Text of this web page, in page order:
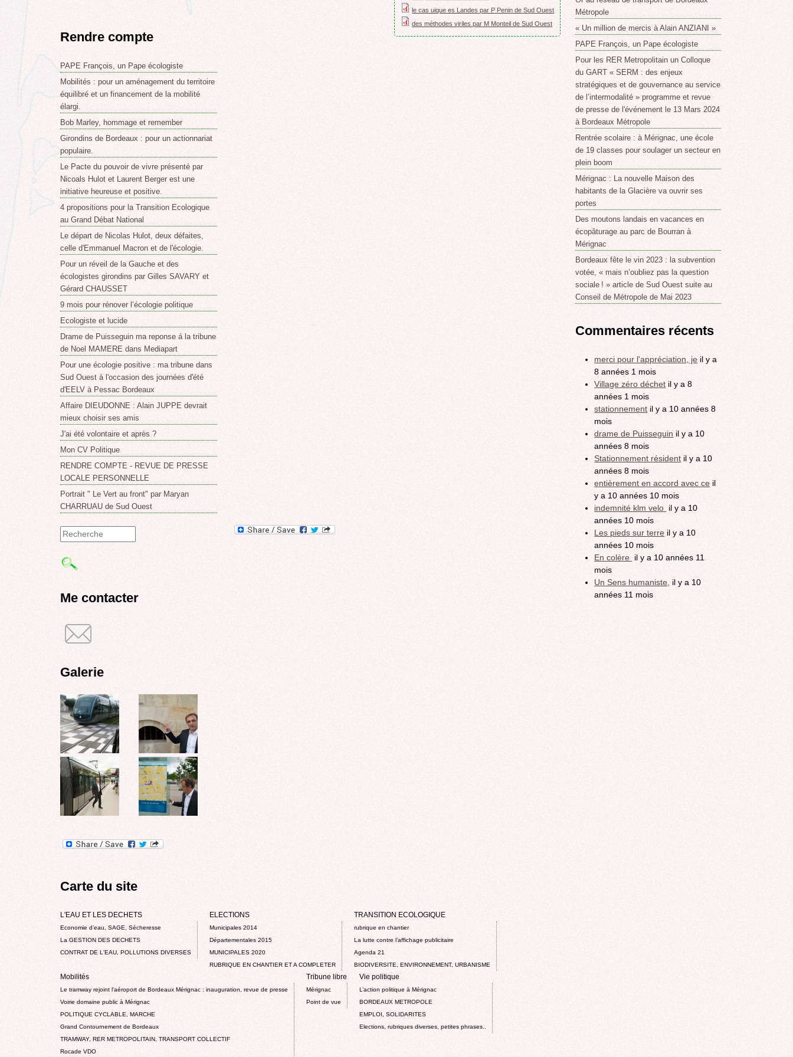
ROCADE VDO
le cas uique es Landes par P Penin de Sud Ouest
des méthodes viriles par M Monteil de Sud Ouest
Rendre compte
PAPE François, un Pape écologiste
Mobilités : pour un aménagement du territoire
équilibré et un financement de la mobilité
élargi.
Bob Marley, hommage et remember
Girondins de Bordeaux : pour un actionnariat
populaire.
Le Pacte du pouvoir de vivre présenté par
Nicoals Hulot et Laurent Berger est une
initiative heureuse et positive.
4 propositions pour la Transition Ecologique
au Grand Débat National
Le départ de Nicolas Hulot, deux défaites,
celle d'Emmanuel Macron et de l'écologie.
Pour un réveil de la Gauche et des
écologistes girondins par Gilles SAVARY et
Gérard CHAUSSET
9 mois pour rénover l’écologie politique
Ecologiste et lucide
Drame de Puisseguin ma reponse á la tribune
de Noel MAMERE dans Mediapart
Pour une écologie positive : ma tribune dans
Sud Ouest à l'occasion des journées d'été
d'EELV à Pessac Bordeaux
Affaire DIEUDONNE : Alain JUPPE devrait
mieux choisir ses amis
J'ai été volontaire et après ?
Mon CV Politique
RENDRE COMPTE - REVUE DE PRESSE
LOCALE PERSONNELLE
Portrait " Le Vert au front" par Maryan
CHARRUAU de Sud Ouest
Formulaire
de
Me contacter
Galerie
Métropole
« Un million de mercis à Alain ANZIANI »
PAPE François, un Pape écologiste
Pour les RER Metropolitain un Colloque
du GART « SERM : des enjeux
stratégiques et de gouvernance au service
de l’intermodalité » programme et revue
de presse de l'événement le 13 Mars 2024
à Bordeaux Métropole
Rentrée scolaire : à Mérignac, une école
de 19 classes pour soulager un secteur en
plein boom
Mérignac : La nouvelle Maison des
habitants de la Glacière va ouvrir ses
portes
Des moutons landais en vacances en
écopâturage au parc de Bourran à
Mérignac
Bordeaux fête le vin 2023 : la subvention
votée, « mais n’oubliez pas la question
sociale ! » article de Sud Ouest suite au
Conseil de Métropole de Mai 2023
Commentaires récents
merci pour l'appréciation, je il y a
8 années 1 mois
Village zéro déchet il y a 8
années 1 mois
stationnement il y a 10 années 8
mois
drame de Puisseguin il y a 10
années 8 mois
Stationnement résident il y a 10
années 8 mois
entièrement en accord avec ce il
y a 10 années 10 mois
indemnité klm velo il y a 10
années 10 mois
Les pieds sur terre il y a 10
années 10 mois
En colère il y a 10 années 11
mois
Un Sens humaniste, il y a 10
années 11 mois
Carte du site
L'EAU ET LES DECHETS
Economie d’eau, SAGE, Sécheresse
La GESTION DES DECHETS
CONTRAT DE L'EAU, POLLUTIONS DIVERSES
ELECTIONS
Municipales 2014
Départementales 2015
MUNICIPALES 2020
RUBRIQUE EN CHANTIER ET A COMPLETER
TRANSITION ECOLOGIQUE
rubrique en chantier
La lutte contre l’affichage publicitaire
Agenda 21
BIODIVERSITE, ENVIRONNEMENT, URBANISME
Mobilités
Le tramway rejoint l'aéroport de Bordeaux Mérignac : inauguration, revue de presse
Voirie domaine public à Mérignac
POLITIQUE CYCLABLE, MARCHE
Grand Contournement de Bordeaux
TRAMWAY, RER METROPOLITAIN, TRANSPORT COLLECTIF
Rocade VDO
Tribune libre
Mérignac
Point de vue
Vie politique
L’action politique à Mérignac
BORDEAUX METROPOLE
EMPLOI, SOLIDARITES
Elections, rubriques diverses, petites phrases..